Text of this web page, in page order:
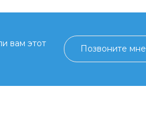
вам этот
Позвоните мне